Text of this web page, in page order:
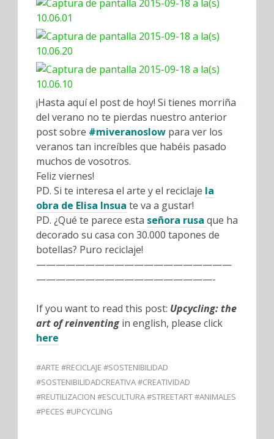
¡Hasta aquí el post de hoy! Si tienes morriña
del verano no te pierdas nuestro anterior
post sobre #miveranoslow para ver los
veranos tan increíbles que habéis pasado
muchos de vosotros.
Feliz viernes!
PD. Si te interesa el arte y el reciclaje la
obra de Elisa Insua te va a gustar!
PD. ¿Qué te parece esta señora rusa que ha
decorado su casa con 30.000 tapones de
botellas? Puro reciclaje!
————————————————————
——————————————————-
If you want to read this post: Upcycling: the
art of reinventingin english, please click
here
#ARTE #RECICLAJE #SOSTENIBILIDAD
#SOSTENIBILIDADCREATIVA #CREATIVIDAD
#REUTILIZACION #ESCULTURA #STREETART #ANIMALES
#PECES #UPCYCLING